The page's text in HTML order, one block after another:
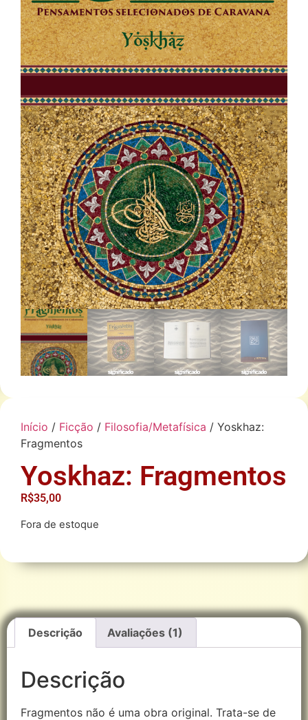
Início / Ficção / Filosofia/Metafísica / Yoskhaz:
Fragmentos
Yoskhaz: Fragmentos
R$35,00
Fora de estoque
Descrição Avaliações (1)
Descrição
Fragmentos não é uma obra original. Trata-se de